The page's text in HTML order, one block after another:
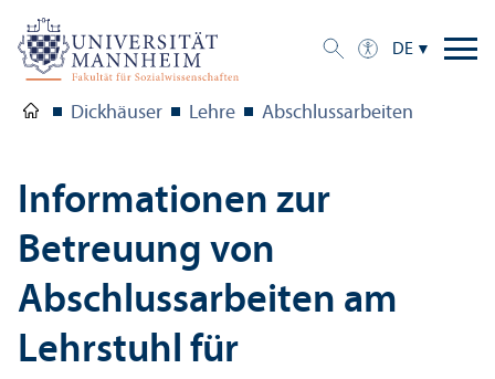
DE
Dickhäuser Lehre Abschlussarbeiten
Informationen zur
Betreuung von
Abschlussarbeiten am
Lehr­stuhl für